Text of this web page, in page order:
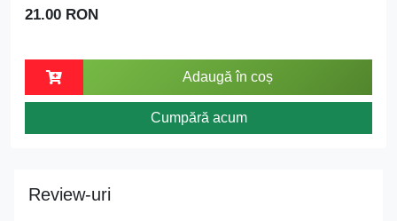
21.00 RON
Adaugă în coș
Cumpără acum
Review-uri